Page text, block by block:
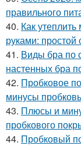
правильного
40. Как
руками: простой
41. Виды бра по
настенных бра
42. Пробковое
минусы
43. Плюсы и
пробкового
44. Пробковый